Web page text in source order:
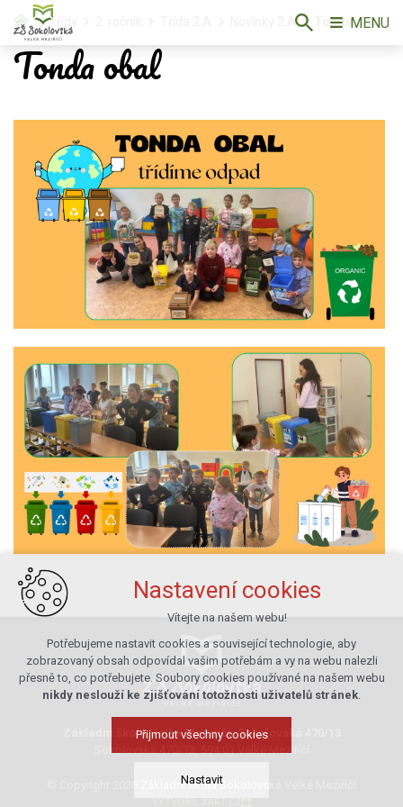
Třídy Novinky 2.A Tonda obal
Tonda obal
Základní škola Velké Meziříčí, Sokolovská 470/13
Sokolovská 470/13, 594 01 Velké Meziříčí
© Copyright 2026 Základní škola Sokolovská Velké Meziříčí
MENU
Nastavení cookies
Vítejte na našem webu!
Potřebujeme nastavit cookies a související technologie, aby
zobrazovaný obsah odpovídal vašim potřebám a vy na webu nalezli
přesně to, co potřebujete. Soubory cookies používané na našem webu
nikdy neslouží ke zjišťování totožnosti uživatelů stránek.
Přijmout všechny cookies
Nastavit